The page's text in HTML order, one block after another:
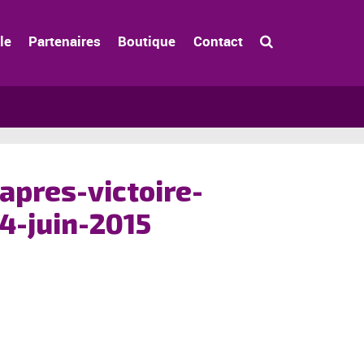
Partenaires Boutique Contact
victoire-
juin-2015